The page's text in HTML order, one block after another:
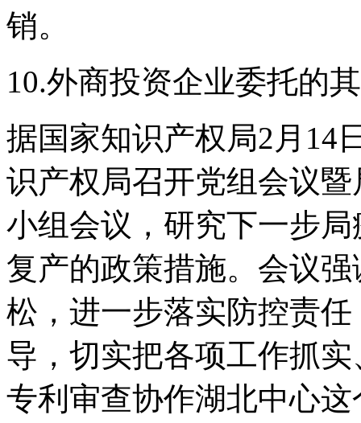
销。
10.外商投资企业委托的
据国家知识产权局2月14
识产权局召开党组会议
小组会议，研究下一步
复产的政策措施。会议
松，进一步落实防控责
导，切实把各项工作抓
专利审查协作湖北中心